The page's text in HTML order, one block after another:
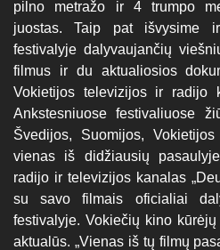
pilno metražo ir 4 trumpo
juostas. Taip pat išvysime
festivalyje dalyvaujančių
filmus ir du aktualiosios
Vokietijos televizijos ir radijo
Ankstesniuose festivaliuose
Švedijos, Suomijos,
vienas iš didžiausių
radijo ir televizijos kanalas
su savo filmais oficialiai
festivalyje. Vokiečių kino
aktualūs. „Vienas iš tų filmų